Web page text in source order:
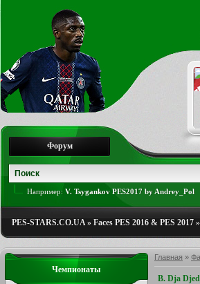
Форум
Например: V. Tsygankov PES2017 by Andrey_Pol
PES-STARS.CO.UA» Faces PES 2016 & PES 2017 »
Главная »
B. Dja
Чемпионаты